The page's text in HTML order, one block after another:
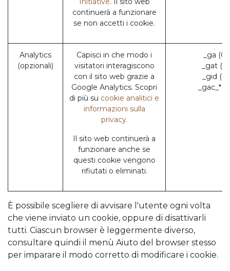
continuerà a funzionare
se non accetti i cookie.
Analytics
(opzionali)
Capisci in che modo i
visitatori interagiscono
con il sito web grazie a
Google Analytics. Scopri
di più su cookie analitici e
informazioni sulla
privacy.
Il sito web continuerà a
funzionare anche se
questi cookie vengono
rifiutati o eliminati.
_ga
_gat
_gid
_gac_*
È possibile scegliere di avvisare l'utente ogni volta
che viene inviato un cookie, oppure di disattivarli
tutti. Ciascun browser è leggermente diverso,
consultare quindi il menù Aiuto del browser stesso
per imparare il modo corretto di modificare i cookie.